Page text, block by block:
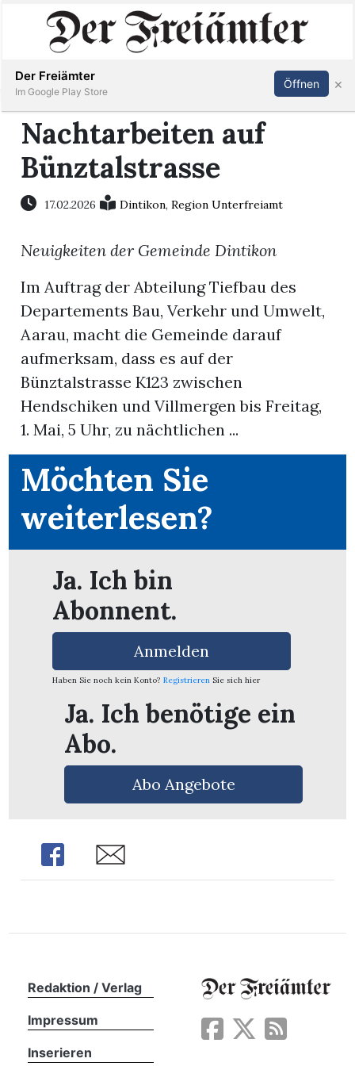
Immobilien
Veranstaltungen
Stellen
E-
Paper
Newsletter
Inserieren Abonnieren Anmelden
Nachtarbeiten auf
Bünztalstrasse
17.02.2026 Dintikon,Region Unterfreiamt
Neuigkeiten der Gemeinde Dintikon
Im Auftrag der Abteilung Tiefbau des
Departements Bau, Verkehr und Umwelt,
Aarau, macht die Gemeinde darauf
aufmerksam, dass es auf der
Bünztalstrasse K123 zwischen
Hendschiken und Villmergen bis Freitag,
1. Mai, 5 Uhr, zu nächtlichen ...
Möchten Sie
weiterlesen?
Ja. Ich bin
Abonnent.
Anmelden
Haben Sie noch kein Konto? Registrieren Sie sich hier
Ja. Ich benötige ein
Abo.
Abo Angebote
Share Share
Redaktion / Verlag
Impressum
Inserieren
Der Freiämter
Im Google Play Store
Öffnen ×